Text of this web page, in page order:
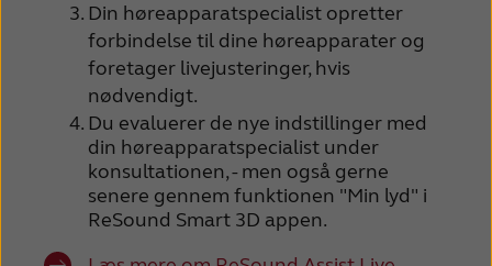
Din høreapparatspecialist opretter
forbindelse til dine høreapparater og
foretager livejusteringer, hvis
nødvendigt.
Du evaluerer de nye indstillinger med
din høreapparatspecialist under
konsultationen, - men også gerne
senere gennem funktionen "Min lyd" i
ReSound Smart 3D appen.